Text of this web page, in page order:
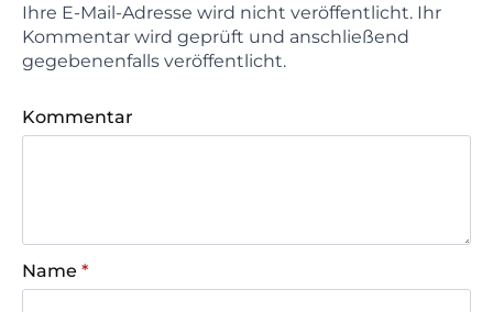
Ihre E-Mail-Adresse wird nicht veröffentlicht. Ihr
Kommentar wird geprüft und anschließend
gegebenenfalls veröffentlicht.
Kommentar
Name *